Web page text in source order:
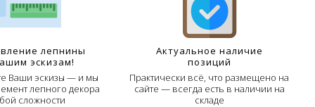
лепнины
эскизам!
Ваши эскизы — и мы
лепного декора
сложности
Актуальное наличие
позиций
Практически всё, что размещено на
сайте — всегда есть в наличии на
складе